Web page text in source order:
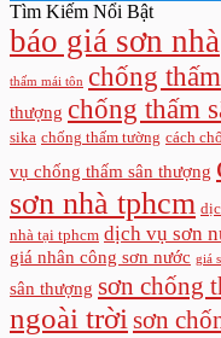
Tìm Kiếm Nổi Bật
báo giá sơn nhà
thấm mái tôn chống
thượng chống thấm
sika chống thấm tường cách
vụ chống thấm sân thượng
sơn nhà tphcm
nhà tại tphcm dịch vụ sơn
giá nhân công sơn nước giá
sân thượng sơn chống
ngoài trời sơn